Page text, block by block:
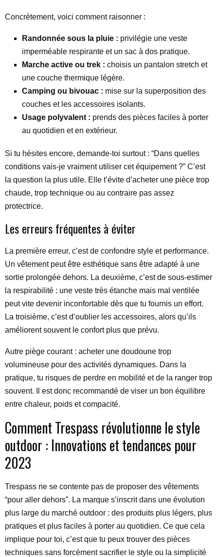
Concrètement, voici comment raisonner :
Randonnée sous la pluie : privilégie une veste
imperméable respirante et un sac à dos pratique.
Marche active ou trek : choisis un pantalon stretch et
une couche thermique légère.
Camping ou bivouac : mise sur la superposition des
couches et les accessoires isolants.
Usage polyvalent : prends des pièces faciles à porter
au quotidien et en extérieur.
Si tu hésites encore, demande-toi surtout : “Dans quelles
conditions vais-je vraiment utiliser cet équipement ?” C’est
la question la plus utile. Elle t’évite d’acheter une pièce trop
chaude, trop technique ou au contraire pas assez
protectrice.
Les erreurs fréquentes à éviter
La première erreur, c’est de confondre style et performance.
Un vêtement peut être esthétique sans être adapté à une
sortie prolongée dehors. La deuxième, c’est de sous-estimer
la respirabilité : une veste très étanche mais mal ventilée
peut vite devenir inconfortable dès que tu fournis un effort.
La troisième, c’est d’oublier les accessoires, alors qu’ils
améliorent souvent le confort plus que prévu.
Autre piège courant : acheter une doudoune trop
volumineuse pour des activités dynamiques. Dans la
pratique, tu risques de perdre en mobilité et de la ranger trop
souvent. Il est donc recommandé de viser un bon équilibre
entre chaleur, poids et compacité.
Comment Trespass révolutionne le style
outdoor : Innovations et tendances pour
2023
Trespass ne se contente pas de proposer des vêtements
“pour aller dehors”. La marque s’inscrit dans une évolution
plus large du marché outdoor : des produits plus légers, plus
pratiques et plus faciles à porter au quotidien. Ce que cela
implique pour toi, c’est que tu peux trouver des pièces
techniques sans forcément sacrifier le style ou la simplicité